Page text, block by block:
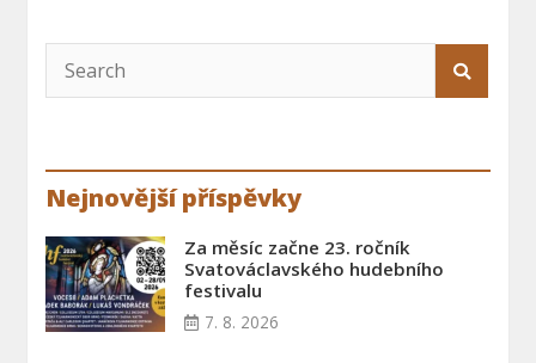
Nejnovější příspěvky
Za měsíc začne 23. ročník
Svatováclavského hudebního
festivalu
7. 8. 2026